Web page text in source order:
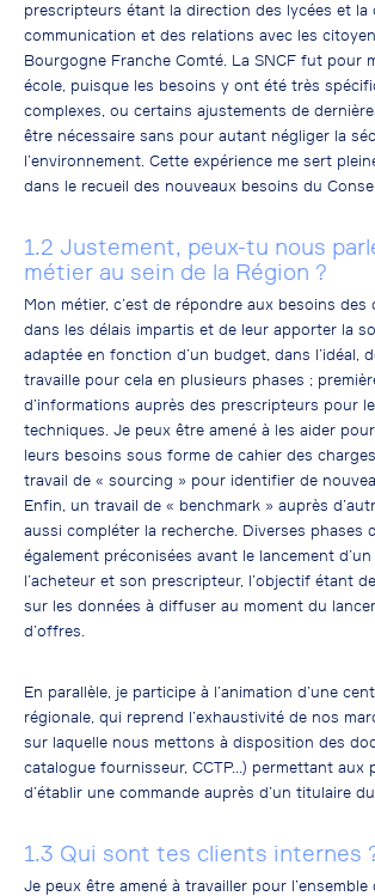
prescripteurs étant la direction des lycées et la
communication et des relations avec les
Bourgogne Franche Comté. La SNCF fut pour
école, puisque les besoins y ont été très
complexes, ou certains ajustements de
être nécessaire sans pour autant négliger la
l’environnement. Cette expérience me sert
dans le recueil des nouveaux besoins du
1.2 Justement, peux-tu nous
métier au sein de la Région ?
Mon métier, c’est de répondre aux besoins des
dans les délais impartis et de leur apporter la
adaptée en fonction d’un budget, dans l’idéal,
travaille pour cela en plusieurs phases ;
d’informations auprès des prescripteurs pour
techniques. Je peux être amené à les aider
leurs besoins sous forme de cahier des
travail de « sourcing » pour identifier de
Enfin, un travail de « benchmark » auprès
aussi compléter la recherche. Diverses phases
également préconisées avant le lancement
l’acheteur et son prescripteur, l’objectif étant
sur les données à diffuser au moment du
d’offres.
En parallèle, je participe à l’animation d’une
régionale, qui reprend l’exhaustivité de nos
sur laquelle nous mettons à disposition des
catalogue fournisseur, CCTP…) permettant aux
d’établir une commande auprès d’un titulaire
1.3 Qui sont tes clients internes
Je peux être amené à travailler pour